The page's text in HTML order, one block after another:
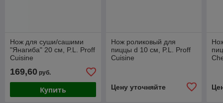
Нож для суши/сашими
"Янагиба" 20 см, P.L. Proff
Cuisine
169,60 руб.
Купить
Нож роликовый для
пиццы d 10 см, P.L. Proff
Cuisine
Цену уточняйте